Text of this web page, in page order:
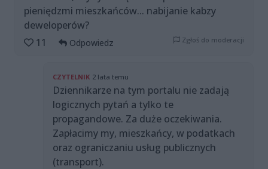
pieniędzmi mieszkańców... nabijanie kabzy
deweloperów?
11
Odpowiedz Zgłoś do moderacji
CZYTELNIK 2 lata temu
Dziennikarze na tym portalu nie zadają
logicznych pytań a tylko te
propagandowe. Za duże oczekiwania.
Zapłacimy my, mieszkańcy, w podatkach
oraz ograniczaniu usług publicznych
(transport).